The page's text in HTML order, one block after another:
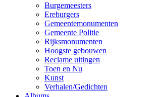
Burgemeesters
Ereburgers
Gemeentemonumenten
Gemeente Politie
Rijksmonumenten
Hoogste gebouwen
Reclame uitingen
Toen en Nu
Kunst
Verhalen/Gedichten